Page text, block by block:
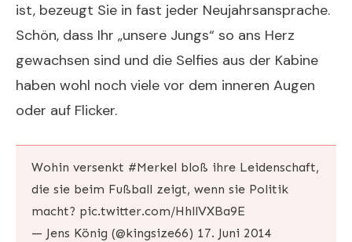
ist, bezeugt Sie in fast jeder Neujahrsansprache.
Schön, dass Ihr „unsere Jungs“ so ans Herz
gewachsen sind und die Selfies aus der Kabine
haben wohl noch viele vor dem inneren Augen
oder auf Flicker.
Wohin versenkt #Merkel bloß ihre Leidenschaft,
die sie beim Fußball zeigt, wenn sie Politik
macht? pic.twitter.com/HhllVXBa9E
— Jens König (@kingsize66) 17. Juni 2014